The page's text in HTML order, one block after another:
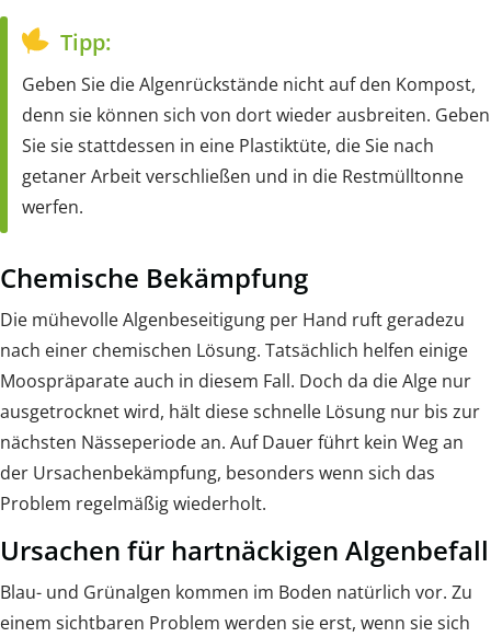
Tipp:
Geben Sie die Algenrückstände nicht auf den Kompost,
denn sie können sich von dort wieder ausbreiten. Geben
Sie sie stattdessen in eine Plastiktüte, die Sie nach
getaner Arbeit verschließen und in die Restmülltonne
werfen.
Chemische Bekämpfung
Die mühevolle Algenbeseitigung per Hand ruft geradezu
nach einer chemischen Lösung. Tatsächlich helfen einige
Moospräparate auch in diesem Fall. Doch da die Alge nur
ausgetrocknet wird, hält diese schnelle Lösung nur bis zur
nächsten Nässeperiode an. Auf Dauer führt kein Weg an
der Ursachenbekämpfung, besonders wenn sich das
Problem regelmäßig wiederholt.
Ursachen für hartnäckigen Algenbefall
Blau- und Grünalgen kommen im Boden natürlich vor. Zu
einem sichtbaren Problem werden sie erst, wenn sie sich